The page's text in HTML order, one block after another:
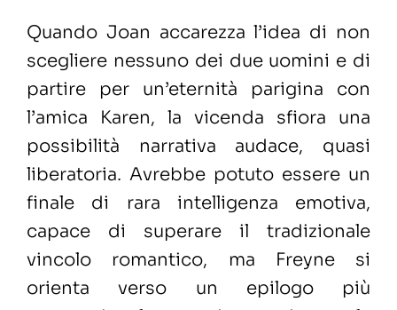
Quando Joan accarezza l’idea di non
scegliere nessuno dei due uomini e di
partire per un’eternità parigina con
l’amica Karen, la vicenda sfiora una
possibilità narrativa audace, quasi
liberatoria. Avrebbe potuto essere un
finale di rara intelligenza emotiva,
capace di superare il tradizionale
vincolo romantico, ma Freyne si
orienta verso un epilogo più